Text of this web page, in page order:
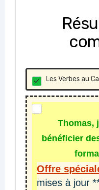
Les Verbes au
Thomas,
bénéficier
Offre
mises à jour